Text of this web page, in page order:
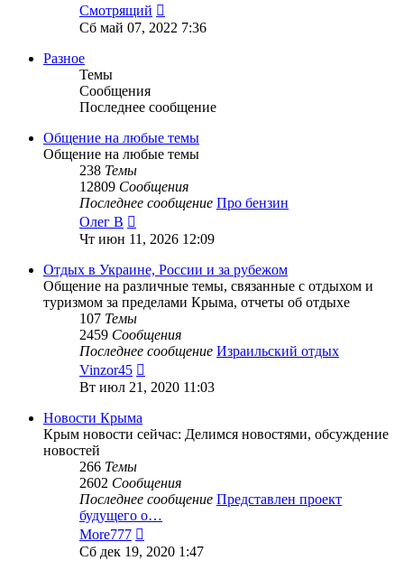
Смотрящий
к
Сб май 07, 2022 7:36
Разное
Темы
Сообщения
Последнее сообщение
Общение на любые темы
Общение на любые темы
238 Темы
12809 Сообщения
Последнее сообщение Про бензин
Олег В
к
последнему
сообщению
Чт июн 11, 2026 12:09
Отдых в Украине, России и за рубежом
Общение на различные темы, связанные с отдыхом и
туризмом за пределами Крыма, отчеты об отдыхе
107 Темы
2459 Сообщения
Последнее сообщение Израильский отдых
Vinzor45
последнему
Вт июл 21, 2020 11:03
Новости Крыма
Крым новости сейчас: Делимся новостями, обсуждение
новостей
266 Темы
2602 Сообщения
Последнее сообщение Представлен проект
будущего о…
More777
к
Сб дек 19, 2020 1:47